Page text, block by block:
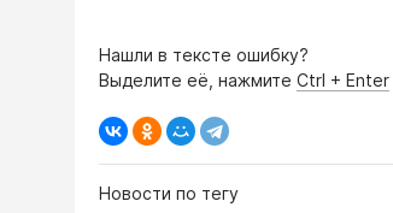
Нашли в тексте ошибку?
Выделите её, нажмите Ctrl + Enter
Новости по тегу